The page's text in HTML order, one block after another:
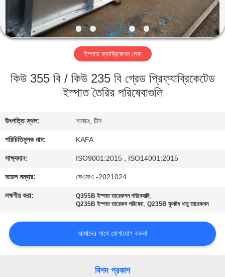
ভিআর
শো
আমাদের
কারখানা
পরিদর্শন
গুণমান
নিয়ন্ত্রণ
আমাদের
সাথে
ইস্পাত ফ্যাব্রিকেশন সেবা
কিউ 355 বি / কিউ 235 বি গ্রেড প্রিফ্যাব্রিকেটেড
ইস্পাত তৈরির পরিষেবাগুলি
উৎপত্তি স্থল: শানডং, চীন
পরিচিতিমুলক নাম: KAFA
সাক্ষ্যদান: ISO9001:2015 , ISO14001:2015
মডেল নম্বার: কেএফএ -2021024
লক্ষণীয় করা: Q355B ইস্পাত তারেকশন পরিষেবাদি,
Q235B ইস্পাত তারেকস পরিষেবা,Q235B কুসটম ধাতু তারেকশন
আমাদের সাথে যোগাযোগ করুন!
বিশদ প্রকাশ